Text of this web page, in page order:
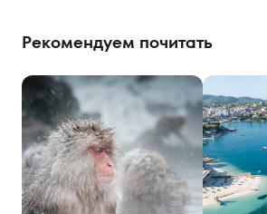
Рекомендуем почитать